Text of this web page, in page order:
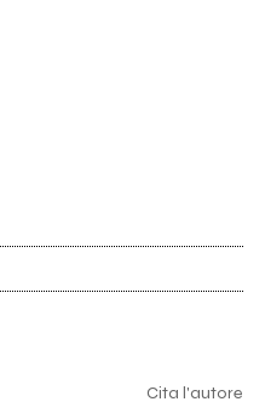
Cita l'autore